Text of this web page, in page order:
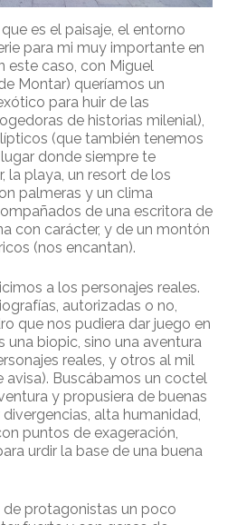
es el paisaje, el entorno
para mi muy importante en
este caso, con Miguel
Montar) queríamos un
para huir de las
de historias milenial),
(que también tenemos
donde siempre te
la playa, un resort de los
palmeras y un clima
de una escritora de
con carácter, y de un montón
(nos encantan).
a los personajes reales.
autorizadas o no,
que nos pudiera dar juego en
una biopic, sino una aventura
reales, y otros al mil
avisa). Buscábamos un coctel
y propusiera de buenas
alta humanidad,
puntos de exageración,
urdir la base de una buena
protagonistas un poco